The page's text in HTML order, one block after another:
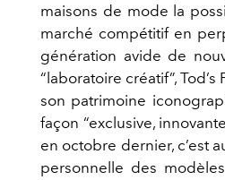
maisons de mode la
marché compétitif en
génération avide de
“laboratoire créatif”,
son patrimoine
façon “exclusive,
en octobre dernier, c’est
personnelle des